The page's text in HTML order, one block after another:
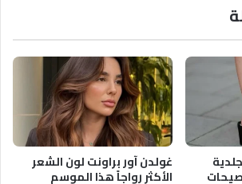
غولدن آور براونت لون الشعر
الأكثر رواجاً هذا الموسم